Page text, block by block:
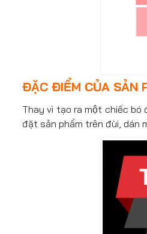
ĐẶC ĐIỂM CỦA SẢN
Thay vì tạo ra một chiếc bó
đặt sản phẩm trên đùi, dán